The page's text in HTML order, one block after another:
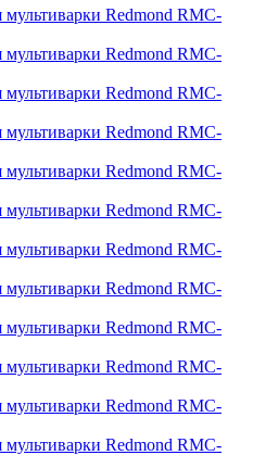
мультиварки Redmond RMC-
мультиварки Redmond RMC-
мультиварки Redmond RMC-
мультиварки Redmond RMC-
мультиварки Redmond RMC-
мультиварки Redmond RMC-
мультиварки Redmond RMC-
мультиварки Redmond RMC-
мультиварки Redmond RMC-
мультиварки Redmond RMC-
мультиварки Redmond RMC-
мультиварки Redmond RMC-